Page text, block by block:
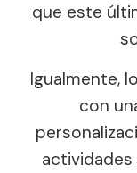
que este
Igualmente,
con